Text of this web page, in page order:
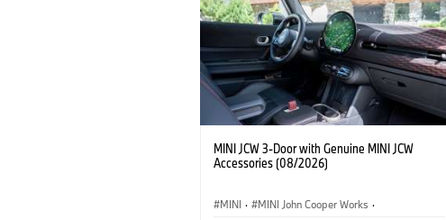
MINI JCW 3-Door with Genuine MINI JCW
Accessories (08/2026)
MINI · MINI John Cooper Works ·